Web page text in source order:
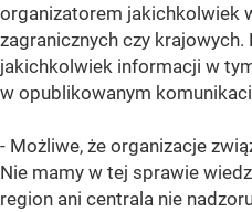
organizatorem jakichkolwiek
zagranicznych czy
jakichkolwiek informacji w
w opublikowanym
- Możliwe, że organizacje
Nie mamy w tej sprawie
region ani centrala nie